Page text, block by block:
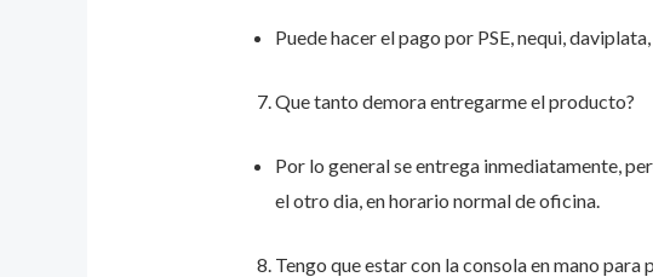
Puede hacer el pago por PSE, nequi,
Que tanto demora entregarme el producto?
Por lo general se entrega inmediatamente,
el otro dia, en horario normal de oficina.
Tengo que estar con la consola en mano para